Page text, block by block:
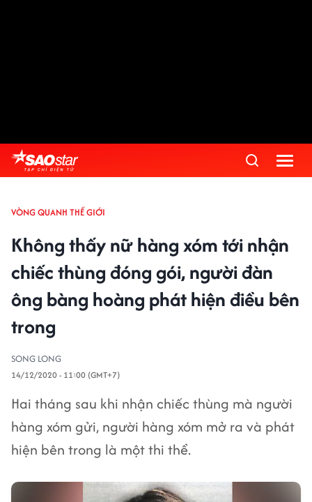
VÒNG QUANH THẾ GIỚI
Không thấy nữ hàng xóm tới nhận
chiếc thùng đóng gói, người đàn
ông bàng hoàng phát hiện điều bên
trong
SONG LONG
14/12/2020 - 11:00 (GMT+7)
Hai tháng sau khi nhận chiếc thùng mà người
hàng xóm gửi, người hàng xóm mở ra và phát
hiện bên trong là một thi thể.